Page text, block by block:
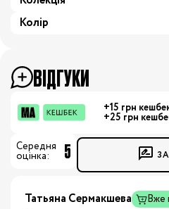
Колір
ВІДГУКИ
+15 грн
+25 грн
Середня
оцінка: 5
Татьяна Сермакшева Вже